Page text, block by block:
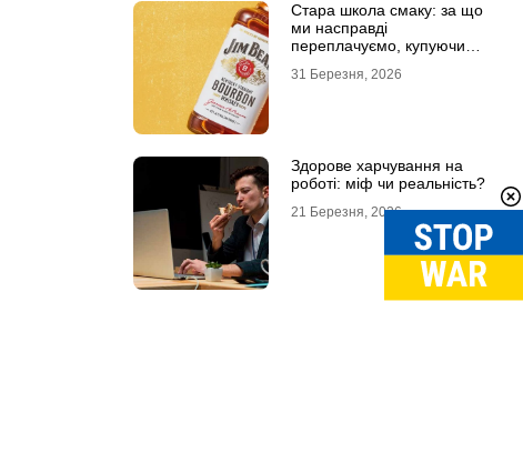
Стара школа смаку: за що
ми насправді
переплачуємо, купуючи
31 Березня, 2026
Здорове харчування на
роботі: міф чи реальність?
21 Березня, 2026